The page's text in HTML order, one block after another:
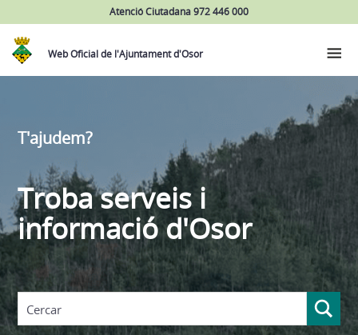
Atenció Ciutadana 972 446 000
Web Oficial de l'Ajuntament d'Osor
T'ajudem?
Troba serveis i
informació d'Osor